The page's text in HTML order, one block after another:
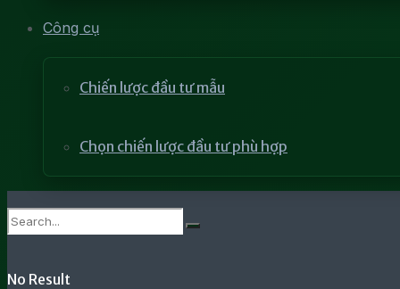
Công cụ
Chiến lược đầu tư mẫu
Chọn chiến lược đầu tư phù hợp
No Result